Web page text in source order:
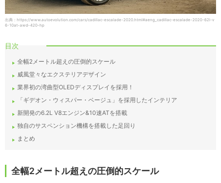
出典：https://www.autoevolution.com/cars/cadillac-escalade-2020.html#aeng_cadillac-escalade-2020-62l-v
6-10at-awd-420-hp
目次
全幅2メートル超えの圧倒的スケール
威風堂々なエクステリアデザイン
業界初の湾曲型OLEDディスプレイを採用！
「ギデオン・ウィスパー・ベージュ」を採用したインテリア
新開発の6.2L V8エンジン&10速ATを搭載
独自のサスペンション機構を搭載した足回り
まとめ
全幅2メートル超えの圧倒的スケール